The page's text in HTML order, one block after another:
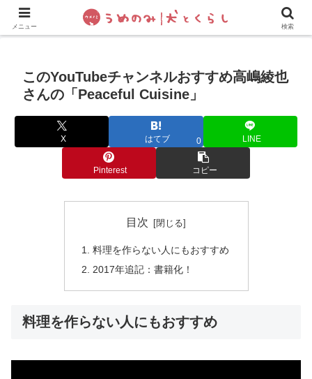
犬の手作りご飯 フレブル飼い方・しつけ ペットグッズ&
このYouTubeチャンネルおすすめ高嶋綾也
さんの「Peaceful Cuisine」
X はてブ 0 LINE
Pinterest コピー
目次
料理を作らない人にもおすすめ
2017年追記：書籍化！
料理を作らない人にもおすすめ
メニュー 検索